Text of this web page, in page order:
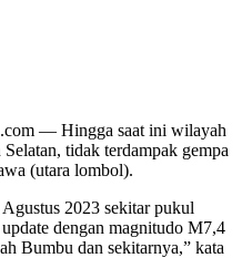
— Hingga saat ini wilayah
tidak terdampak gempa
(utara lombol).
2023 sekitar pukul
dengan magnitudo M7,4
Bumbu dan sekitarnya,” kata